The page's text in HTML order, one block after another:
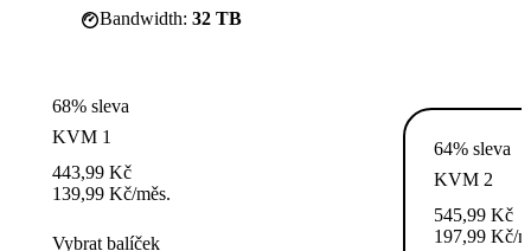
Bandwidth: 32 TB
68% sleva
KVM 1
443,99 Kč
139,99 Kč/měs.
Vybrat balíček
64% sleva
KVM 2
545,99 Kč
197,99 Kč/